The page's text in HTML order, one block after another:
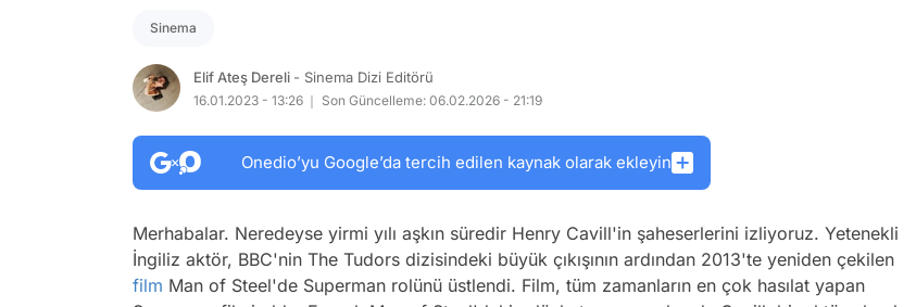
Sinema
Elif Ateş Dereli - Sinema Dizi Editörü
16.01.2023 - 13:26 Son Güncelleme: 06.02.2026 - 21:19
Onedio’yu Google’da tercih edilen kaynak olarak ekleyin
Merhabalar. Neredeyse yirmi yılı aşkın süredir Henry Cavill'in şaheserlerini izliyoruz. Yetenekli
İngiliz aktör, BBC'nin The Tudors dizisindeki büyük çıkışının ardından 2013'te yeniden çekilen
film Man of Steel'de Superman rolünü üstlendi. Film, tüm zamanların en çok hasılat yapan